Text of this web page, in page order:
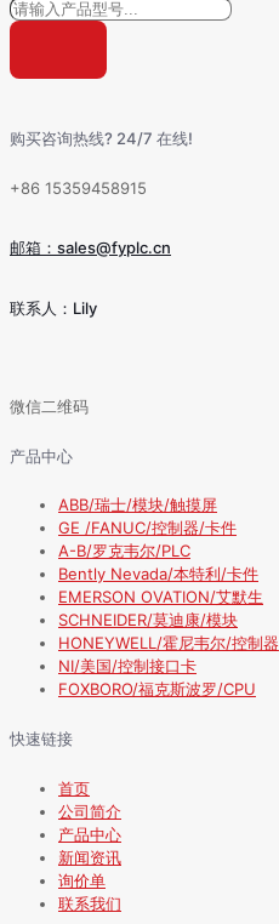
购买咨询热线? 24/7 在线!
+86 15359458915
邮箱：sales@fyplc.cn
联系人：Lily
微信二维码
产品中心
ABB/瑞士/模块/触摸屏
GE /FANUC/控制器/卡件
A-B/罗克韦尔/PLC
Bently Nevada/本特利/卡件
EMERSON OVATION/艾默生
SCHNEIDER/莫迪康/模块
HONEYWELL/霍尼韦尔/控制器
NI/美国/控制接口卡
FOXBORO/福克斯波罗/CPU
快速链接
首页
公司简介
产品中心
新闻资讯
询价单
联系我们